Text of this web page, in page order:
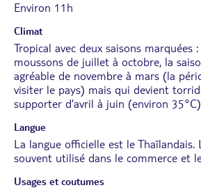
Environ 11h
Climat
Tropical avec deux saisons marquées
moussons de juillet à octobre, la
agréable de novembre à mars (la
visiter le pays) mais qui devient
supporter d’avril à juin (environ
Langue
La langue officielle est le Thaïlandais.
souvent utilisé dans le commerce et
Usages et coutumes